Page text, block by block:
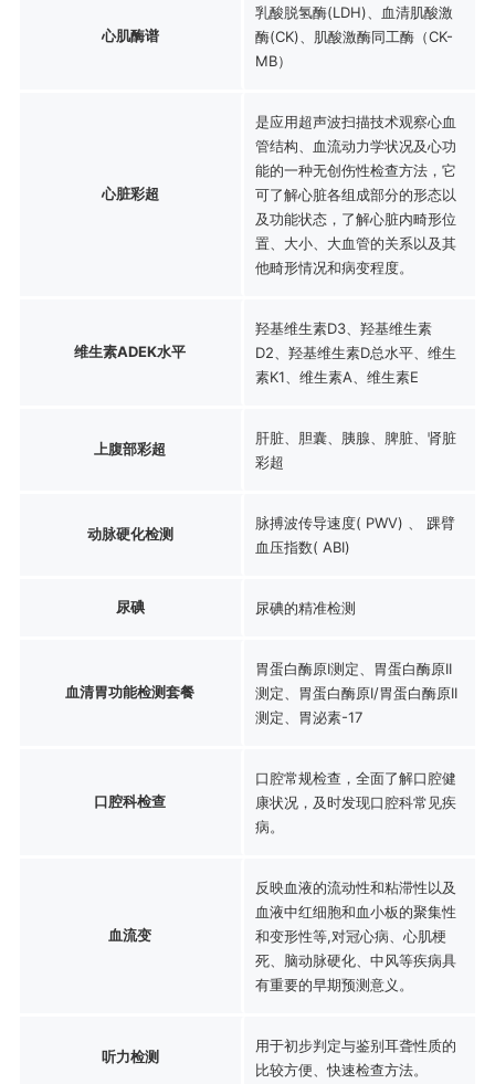
心肌酶谱
乳酸脱氢酶(LDH)、血清肌酸激
酶(CK)、肌酸激酶同工酶（CK-
MB）
心脏彩超
是应用超声波扫描技术观察心血
管结构、血流动力学状况及心功
能的一种无创伤性检查方法，它
可了解心脏各组成部分的形态以
及功能状态，了解心脏内畸形位
置、大小、大血管的关系以及其
他畸形情况和病变程度。
维生素ADEK水平
羟基维生素D3、羟基维生素
D2、羟基维生素D总水平、维生
素K1、维生素A、维生素E
上腹部彩超
肝脏、胆囊、胰腺、脾脏、肾脏
彩超
动脉硬化检测
脉搏波传导速度( PWV) 、 踝臂
血压指数( ABI)
尿碘 尿碘的精准检测
血清胃功能检测套餐
胃蛋白酶原I测定、胃蛋白酶原II
测定、胃蛋白酶原I/胃蛋白酶原II
测定、胃泌素-17
口腔科检查
口腔常规检查，全面了解口腔健
康状况，及时发现口腔科常见疾
病。
血流变
反映血液的流动性和粘滞性以及
血液中红细胞和血小板的聚集性
和变形性等,对冠心病、心肌梗
死、脑动脉硬化、中风等疾病具
有重要的早期预测意义。
听力检测
用于初步判定与鉴别耳聋性质的
比较方便、快速检查方法。